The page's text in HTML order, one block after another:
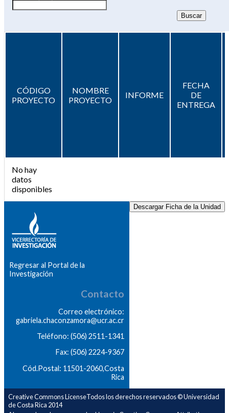
CÓDIGO
PROYECTO
NOMBRE
PROYECTO
INFORME
FECHA
DE
ENTREGA
No hay
datos
disponibles
Descargar Ficha de la Unidad
Regresar al Portal de la
Investigación
Contacto
Correo electrónico:
gabriela.chaconzamora@ucr.ac.cr
Teléfono: (506) 2511-1341
Fax: (506) 2224-9367
Cód.Postal: 11501-2060,Costa
Rica
Creative Commons LicenseTodos los derechos reservados © Universidad
de Costa Rica 2014